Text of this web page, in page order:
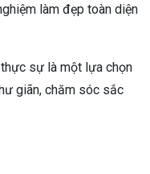
làm đẹp toàn diện
sự là một lựa chọn
giãn, chăm sóc sắc